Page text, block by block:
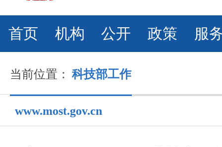
首页 机构 公开 政策 服
当前位置： 科技部工作
www.most.gov.cn